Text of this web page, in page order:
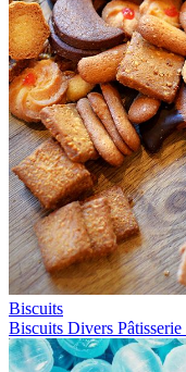
Biscuits
Biscuits Divers Pâtisserie